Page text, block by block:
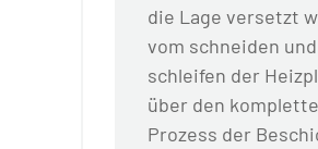
die Lage versetzt
vom schneiden und
schleifen der
über den
Prozess der